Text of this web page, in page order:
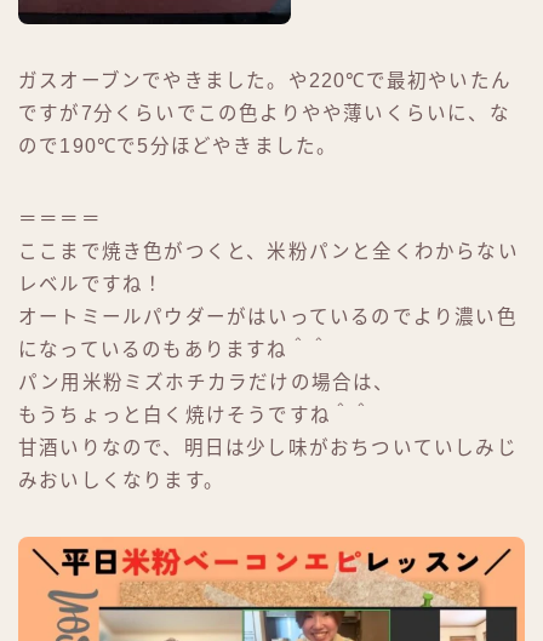
ガスオーブンでやきました。や220℃で最初やいたん
ですが7分くらいでこの色よりやや薄いくらいに、な
ので190℃で5分ほどやきました。
＝＝＝＝
ここまで焼き色がつくと、米粉パンと全くわからない
レベルですね！
オートミールパウダーがはいっているのでより濃い色
になっているのもありますね＾＾
パン用米粉ミズホチカラだけの場合は、
もうちょっと白く焼けそうですね＾＾
甘酒いりなので、明日は少し味がおちついていしみじ
みおいしくなります。